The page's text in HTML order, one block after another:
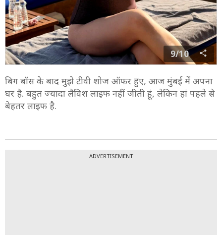
9/10
बिग बॉस के बाद मुझे टीवी शोज ऑफर हुए, आज मुंबई में अपना
घर है. बहुत ज्यादा लैविश लाइफ नहीं जीती हूं, लेकिन हां पहले से
बेहतर लाइफ है.
ADVERTISEMENT